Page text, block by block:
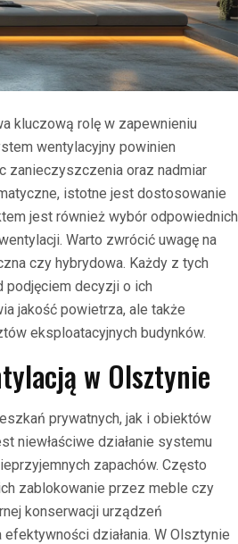
kluczową rolę w zapewnieniu
wentylacyjny powinien
zanieczyszczenia oraz nadmiar
istotne jest dostosowanie
jest również wybór odpowiednich
Warto zwrócić uwagę na
czy hybrydowa. Każdy z tych
podjęciem decyzji o ich
jakość powietrza, ale także
eksploatacyjnych budynków.
w Olsztynie
prywatnych, jak i obiektów
niewłaściwe działanie systemu
zapachów. Często
zablokowanie przez meble czy
konserwacji urządzeń
działania. W Olsztynie